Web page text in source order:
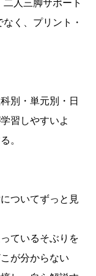
く、プリント・
別・単元別・日
習しやすいよ
。
ついてずっと見
ているそぶりを
が分からない